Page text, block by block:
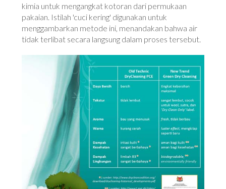
kimia untuk mengangkat kotoran dari permukaan
pakaian. Istilah 'cuci kering' digunakan untuk
menggambarkan metode ini, menandakan bahwa air
tidak terlibat secara langsung dalam proses tersebut.